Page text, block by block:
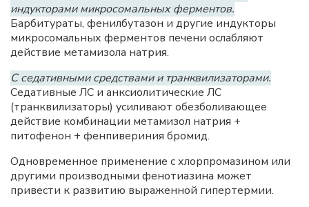
индукторами микросомальных ферментов.
Барбитураты, фенилбутазон и другие индукторы
микросомальных ферментов печени ослабляют
действие метамизола натрия.
С седативными средствами и транквилизаторами.
Седативные ЛС и анксиолитические ЛС
(транквилизаторы) усиливают обезболивающее
действие комбинации метамизол натрия +
питофенон + фенпивериния бромид.
Одновременное применение с хлорпромазином или
другими производными фенотиазина может
привести к развитию выраженной гипертермии.